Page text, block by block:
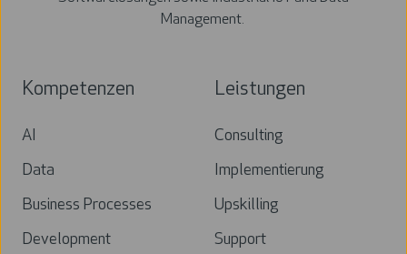
Management.
Kompetenzen
AI
Data
Business Processes
Development
Leistungen
Consulting
Implementierung
Upskilling
Support